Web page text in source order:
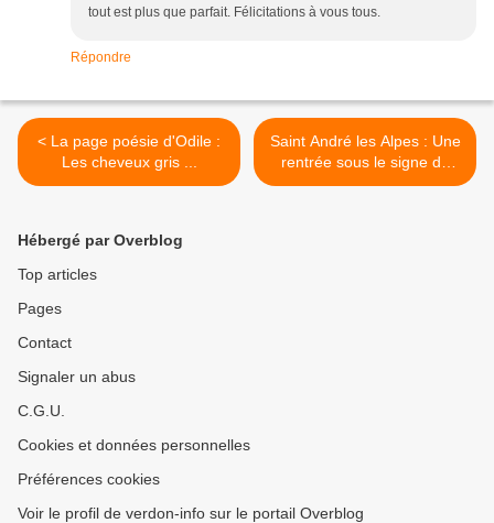
tout est plus que parfait. Félicitations à vous tous.
Répondre
< La page poésie d'Odile :
Les cheveux gris ...
Saint André les Alpes : Une
rentrée sous le signe de
l’augmentation d’effectif >
Hébergé par Overblog
Top articles
Pages
Contact
Signaler un abus
C.G.U.
Cookies et données personnelles
Préférences cookies
Voir le profil de verdon-info sur le portail Overblog